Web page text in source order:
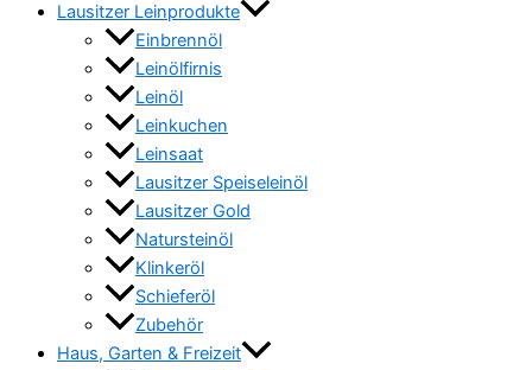
Lausitzer Leinprodukte
Einbrennöl
Leinölfirnis
Leinöl
Leinkuchen
Leinsaat
Lausitzer Speiseleinöl
Lausitzer Gold
Natursteinöl
Klinkeröl
Schieferöl
Zubehör
Haus, Garten & Freizeit